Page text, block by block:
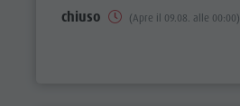
chiuso (Apre il 09.08. alle 00:00)